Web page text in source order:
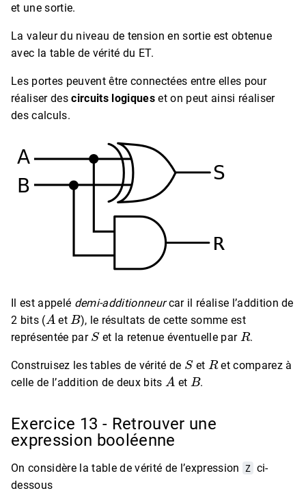
et une sortie.
La valeur du niveau de tension en sortie est obtenue
avec la table de vérité du ET.
Les portes peuvent être connectées entre elles pour
réaliser descircuits logiqueset on peut ainsi réaliser
des calculs.
Il est appelé demi-additionneurcar il réalise l’addition de
2 bits (
A
et
B
), le résultats de cette somme est
représentée par
S
et la retenue éventuelle par
R
.
Construisez les tables de vérité de
S
et
R
et comparez à
celle de l’addition de deux bits
A
et
B
.
Exercice 13 - Retrouver une
expression booléenne
On considère la table de vérité de l’expression Z ci-
dessous